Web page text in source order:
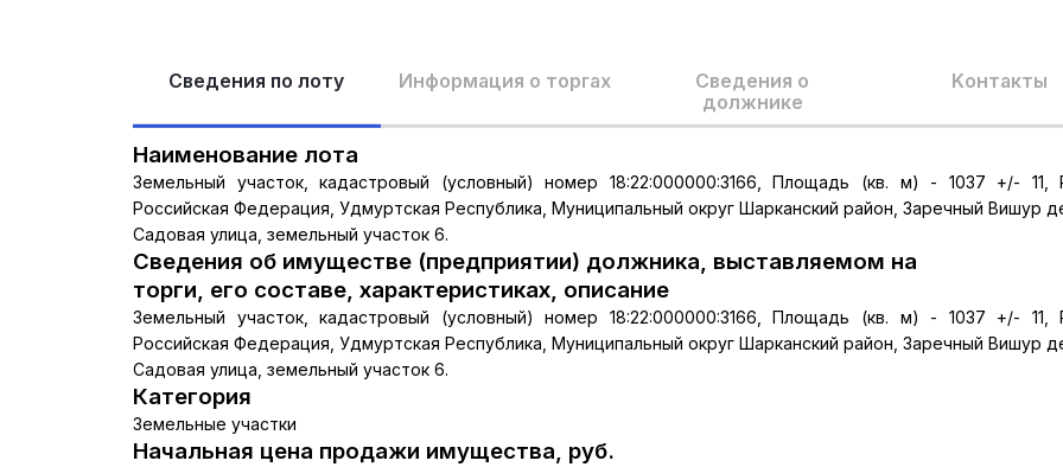
Сведения по лоту Информация о торгах
Сведения о
должнике
Kонтакты
Наименование лота
Земельный участок, кадастровый (условный) номер 18:22:000000:3166, Площадь (кв. м) - 1037 +/- 11,
Российская Федерация, Удмуртская Республика, Муниципальный округ Шарканский район, Заречный Вишур
Садовая улица, земельный участок 6.
Сведения об имуществе (предприятии) должника, выставляемом на
торги, его составе, характеристиках, описание
Земельный участок, кадастровый (условный) номер 18:22:000000:3166, Площадь (кв. м) - 1037 +/- 11,
Российская Федерация, Удмуртская Республика, Муниципальный округ Шарканский район, Заречный Вишур
Садовая улица, земельный участок 6.
Категория
Земельные участки
Начальная цена продажи имущества, руб.